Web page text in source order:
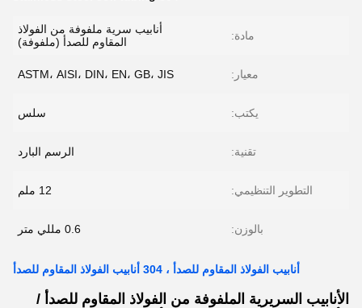
مادة:
أنابيب سرية ملفوفة من الفولاذ
المقاوم للصدأ (ملفوفة)
معيار: ASTM، AISI، DIN، EN، GB، JIS
يكتب: سلس
تقنية: الرسم البارد
التطوير التنظيمي: 12 ملم
بالوزن: 0.6 مللي متر
أنابيب الفولاذ المقاوم للصدأ ، 304 أنابيب الفولاذ المقاوم للصدأ
الأنابيب السريرية الملفوفة من الفولاذ المقاوم للصدأ /